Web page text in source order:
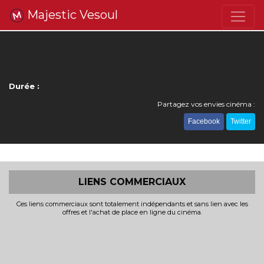
Majestic Vesoul
Durée :
Partagez vos envies cinéma :
Facebook Twitter
LIENS COMMERCIAUX
Ces liens commerciaux sont totalement indépendants et sans lien avec les
offres et l'achat de place en ligne du cinéma.